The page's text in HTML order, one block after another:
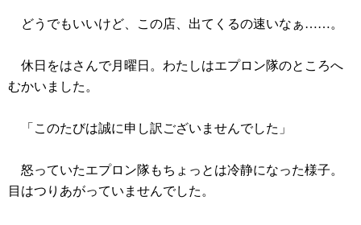
どうでもいいけど、この店、出てくるの速いなぁ……。
休日をはさんで月曜日。わたしはエプロン隊のところへ
むかいました。
「このたびは誠に申し訳ございませんでした」
怒っていたエプロン隊もちょっとは冷静になった様子。
目はつりあがっていませんでした。